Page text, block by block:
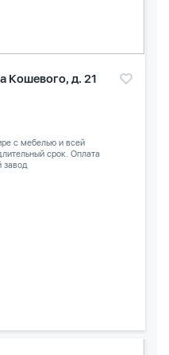
Кошевого, д. 21
с мебелью и всей
срок. Оплата
завод